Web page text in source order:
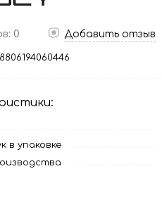
0 Добавить отзыв
8806194060446
в упаковке